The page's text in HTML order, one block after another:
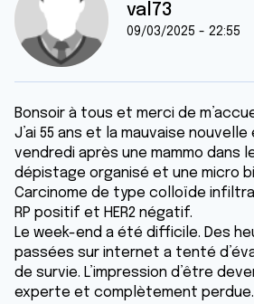
val73
09/03/2025 - 22:55
Bonsoir à tous et merci de
J’ai 55 ans et la mauvaise
vendredi après une mammo dans
dépistage organisé et une micro
Carcinome de type colloïde
RP positif et HER2 négatif.
Le week-end a été difficile. Des
passées sur internet a tenté
de survie. L’impression d’être
experte et complètement perdue.